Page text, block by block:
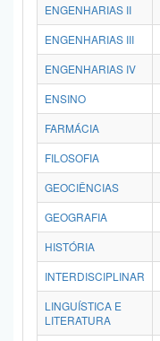
ENGENHARIAS II
ENGENHARIAS III
ENGENHARIAS IV
ENSINO
FARMÁCIA
FILOSOFIA
GEOCIÊNCIAS
GEOGRAFIA
HISTÓRIA
INTERDISCIPLINAR
LINGUÍSTICA E
LITERATURA